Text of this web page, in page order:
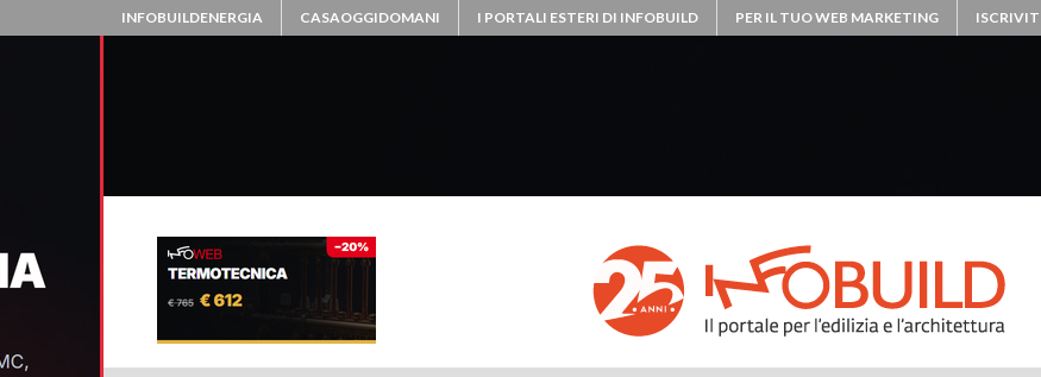
INFOBUILDENERGIA CASAOGGIDOMANI I PORTALI ESTERI DI INFOBUILD PER IL TUO WEB MARKETING